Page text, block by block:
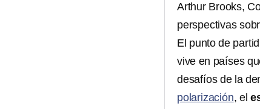
Arthur Brooks,
perspectivas
El punto de
vive en países
desafíos de la
polarización, el